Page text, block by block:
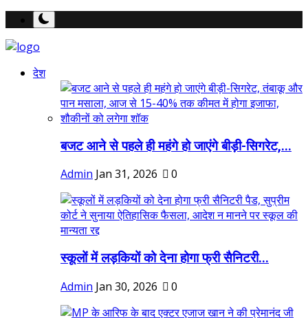
देश
बजट आने से पहले ही महंगे हो जाएंगे बीड़ी-सिगरेट,...
Admin Jan 31, 2026 0
स्कूलों में लड़कियों को देना होगा फ्री सैनिटरी...
Admin Jan 30, 2026 0